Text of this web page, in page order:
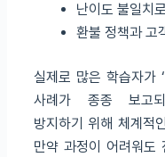
난이도 불일치
환불 정책과 고
실제로 많은 학습자가
사례가 종종 보고
방지하기 위해 체계적
만약 과정이 어려워도